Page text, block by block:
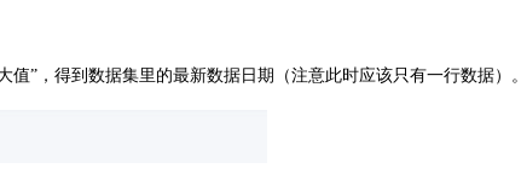
”，得到数据集里的最新数据日期（注意此时应该只有一行数据）。